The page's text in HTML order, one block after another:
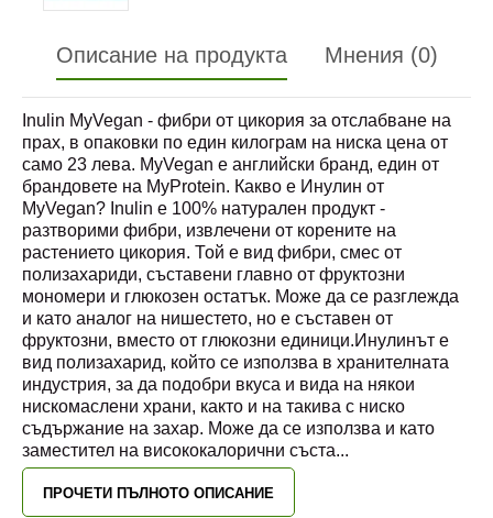
Описание на продукта Мнения (0)
Inulin MyVegan - фибри от цикория за отслабване на
прах, в опаковки по един килограм на ниска цена от
само 23 лева. MyVegan е английски бранд, един от
брандовете на MyProtein. Какво е Инулин от
MyVegan? Inulin е 100% натурален продукт -
разтворими фибри, извлечени от корените на
растението цикория. Той е вид фибри, смес от
полизахариди, съставени главно от фруктозни
мономери и глюкозен остатък. Може да се разглежда
и като аналог на нишестето, но е съставен от
фруктозни, вместо от глюкозни единици.Инулинът е
вид полизахарид, който се използва в хранителната
индустрия, за да подобри вкуса и вида на някои
нискомаслени храни, както и на такива с ниско
съдържание на захар. Може да се използва и като
заместител на висококалорични съста...
ПРОЧЕТИ ПЪЛНОТО ОПИСАНИЕ